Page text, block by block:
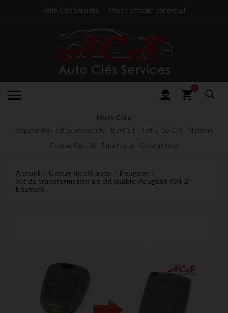
Auto Clés Services Nous contacter par e-mail
0
Mots Clés
Réparation Télecommande Barillet Taille De Clé
Neiman
Coque De Clé
Emetteur Contacteur
Accueil Coque de clé auto
Peugeot
Kit de transformation de clé pliable Peugeot 406 2
boutons